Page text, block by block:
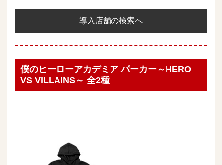
導入店舗の検索へ
僕のヒーローアカデミア パーカー～HERO
VS VILLAINS～ 全2種